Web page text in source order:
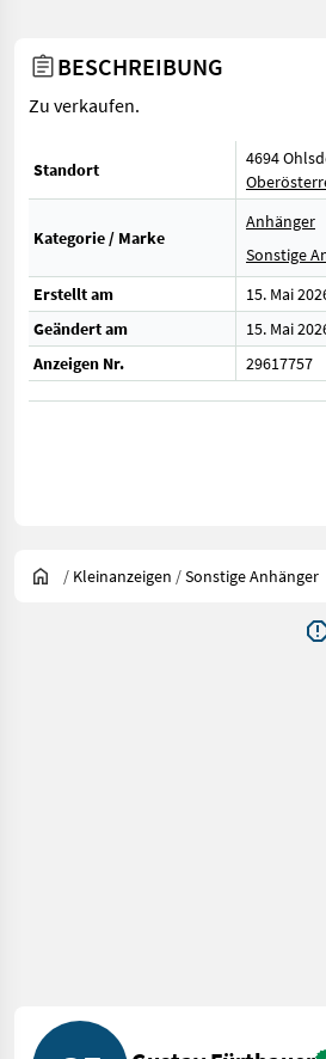
BESCHREIBUNG
Zu verkaufen.
Standort
4694
Kategorie / Marke
Anhänger
Sonstige
Erstellt am
15. Mai
Geändert am
15. Mai
Anzeigen Nr.
29617757
/ Kleinanzeigen /Sonstige Anhänger